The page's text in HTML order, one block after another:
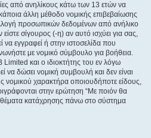
από ανηλίκους κάτω των 13 ετών να
άλλη μέθοδο νομικής επιβεβαίωσης
προσωπικών δεδομένων από ανήλικο
σίγουρος (-η) αν αυτό ισχύει για σας,
εγγραφεί ή στην ιστοσελίδα που
με νομικό σύμβουλο για βοήθεια.
και ο ιδιοκτήτης του εν λόγω
δώσει νομική συμβουλή και δεν είναι
νομικού χαρακτήρα οποιουδήποτε είδους,
στην ερώτηση “Με ποιόν θα
θέματα κατάχρησης πάνω στο σύστημα